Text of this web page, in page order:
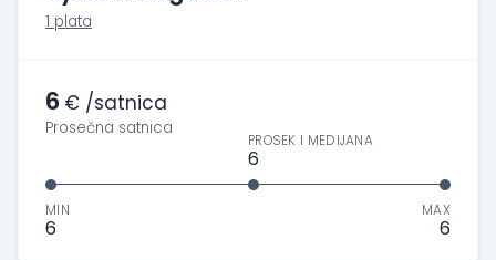
1 plata
6 € /satnica
Prosečna satnica
MIN
6
PROSEK I MEDIJANA
6
MAX
6